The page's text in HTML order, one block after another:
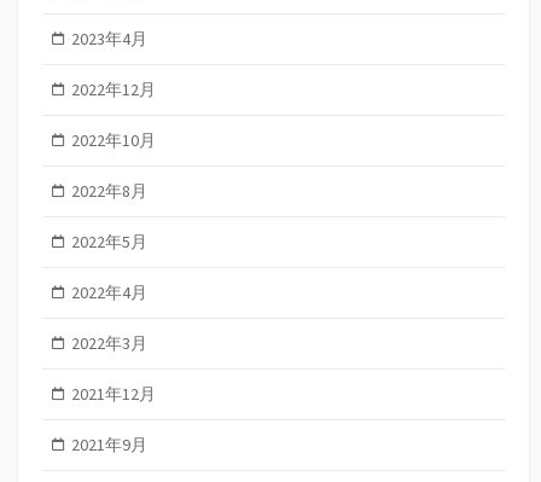
2023年4月
2022年12月
2022年10月
2022年8月
2022年5月
2022年4月
2022年3月
2021年12月
2021年9月